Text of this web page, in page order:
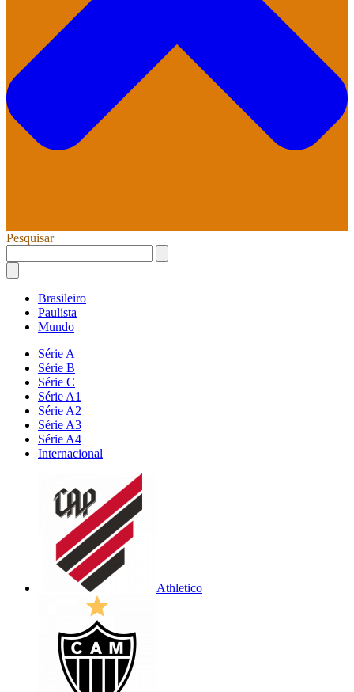
Pesquisar
Brasileiro
Paulista
Mundo
Série A
Série B
Série C
Série A1
Série A2
Série A3
Série A4
Internacional
Athletico